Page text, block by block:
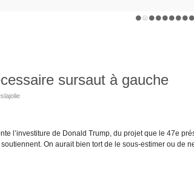
sursaut à gauche
l’investiture de Donald Trump, du projet que le 47e
On aurait bien tort de le sous-estimer ou de